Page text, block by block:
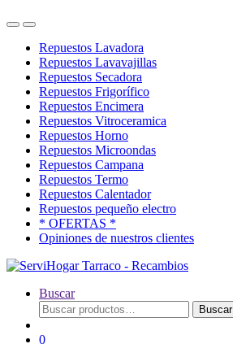
OpenClose
Repuestos Lavadora
Repuestos Lavavajillas
Repuestos Secadora
Repuestos Frigorífico
Repuestos Encimera
Repuestos Vitroceramica
Repuestos Horno
Repuestos Microondas
Repuestos Campana
Repuestos Termo
Repuestos Calentador
Repuestos pequeño electro
* OFERTAS *
Opiniones de nuestros clientes
Buscar
Buscar
por:
Buscar
0